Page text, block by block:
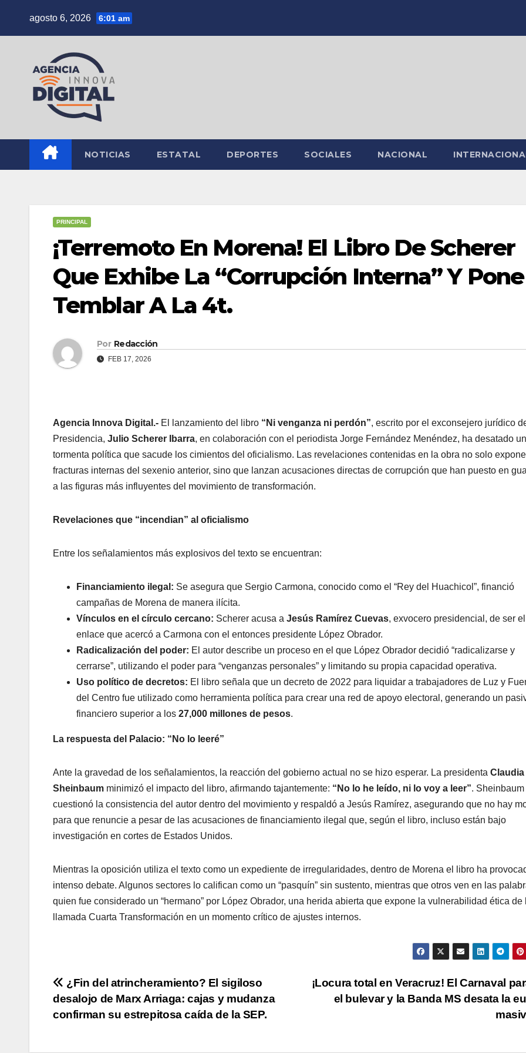
agosto 6, 2026 6:01 am
NOTICIAS ESTATAL DEPORTES SOCIALES NACIONAL
PRINCIPAL
¡Terremoto En Morena! El Libro De Scherer
Que Exhibe La “Corrupción Interna” Y
Temblar A La 4t.
Por Redacción
FEB 17, 2026
Agencia Innova Digital.- El lanzamiento del libro “Ni venganza ni perdón”, escrito por el exconsejero jurídico
Presidencia, Julio Scherer Ibarra, en colaboración con el periodista Jorge Fernández Menéndez, ha desatado
tormenta política que sacude los cimientos del oficialismo. Las revelaciones contenidas en la obra no solo
fracturas internas del sexenio anterior, sino que lanzan acusaciones directas de corrupción que han puesto en
a las figuras más influyentes del movimiento de transformación.
Revelaciones que “incendian” al oficialismo
Entre los señalamientos más explosivos del texto se encuentran:
Financiamiento ilegal: Se asegura que Sergio Carmona, conocido como el “Rey del Huachicol”, financió
campañas de Morena de manera ilícita.
Vínculos en el círculo cercano: Scherer acusa a Jesús Ramírez Cuevas, exvocero presidencial, de ser el
enlace que acercó a Carmona con el entonces presidente López Obrador.
Radicalización del poder: El autor describe un proceso en el que López Obrador decidió “radicalizarse y
cerrarse”, utilizando el poder para “venganzas personales” y limitando su propia capacidad operativa.
Uso político de decretos: El libro señala que un decreto de 2022 para liquidar a trabajadores de Luz y
del Centro fue utilizado como herramienta política para crear una red de apoyo electoral, generando un
financiero superior a los 27,000 millones de pesos.
La respuesta del Palacio: “No lo leeré”
Ante la gravedad de los señalamientos, la reacción del gobierno actual no se hizo esperar. La presidenta Claudia
Sheinbaum minimizó el impacto del libro, afirmando tajantemente: “No lo he leído, ni lo voy a leer”. Sheinbaum
cuestionó la consistencia del autor dentro del movimiento y respaldó a Jesús Ramírez, asegurando que no hay
para que renuncie a pesar de las acusaciones de financiamiento ilegal que, según el libro, incluso están bajo
investigación en cortes de Estados Unidos.
Mientras la oposición utiliza el texto como un expediente de irregularidades, dentro de Morena el libro ha
intenso debate. Algunos sectores lo califican como un “pasquín” sin sustento, mientras que otros ven en las
quien fue considerado un “hermano” por López Obrador, una herida abierta que expone la vulnerabilidad ética de
llamada Cuarta Transformación en un momento crítico de ajustes internos.
Navegación
de
¡Locura total en Veracruz! El Carnaval
el bulevar y la Banda MS desata la
¿Fin del atrincheramiento? El sigiloso
desalojo de Marx Arriaga: cajas y mudanza
confirman su estrepitosa caída de la SEP.